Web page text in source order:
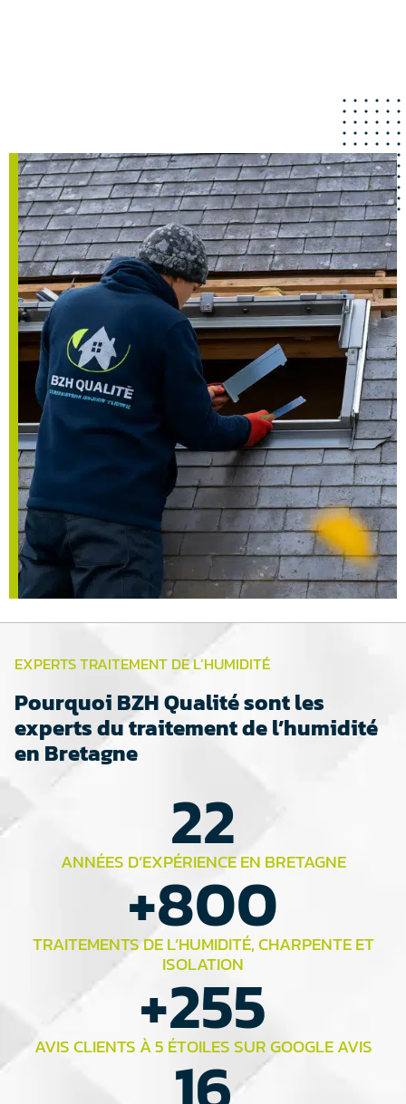
EXPERTS TRAITEMENT DE L’HUMIDITÉ
Pourquoi BZH Qualité sont les
experts du traitement de l’humidité
en Bretagne
ANNÉES D’EXPÉRIENCE EN BRETAGNE
22
TRAITEMENTS DE L’HUMIDITÉ, CHARPENTE ET
ISOLATION
+800
AVIS CLIENTS À 5 ÉTOILES SUR GOOGLE AVIS
+255